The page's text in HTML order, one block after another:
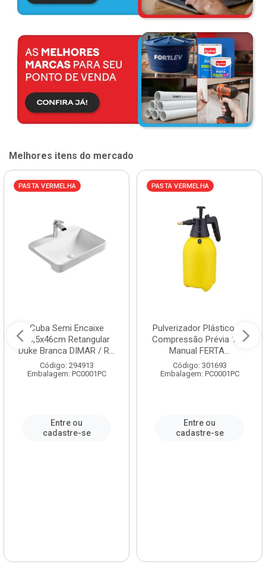
Melhores itens do mercado
PASTA VERMELHA
Cuba Semi Encaixe
58,5x46cm Retangular
Duke Branca DIMAR / R...
Código: 294913
Embalagem: PC0001PC
Entre ou
cadastre-se
PASTA VERMELHA
Pulverizador Plástico de
Compressão Prévia 1,5L
Manual FERTA...
Código: 301693
Embalagem: PC0001PC
Entre ou
cadastre-se